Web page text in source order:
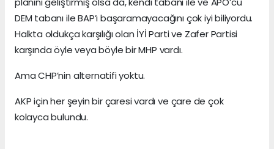
DEM tabanı ile BAP’ı başaramayacağını çok iyi biliyordu.
Halkta oldukça karşılığı olan İYİ Parti ve Zafer Partisi
karşında öyle veya böyle bir MHP vardı.
Ama CHP’nin alternatifi yoktu.
AKP için her şeyin bir çaresi vardı ve çare de çok
kolayca bulundu.